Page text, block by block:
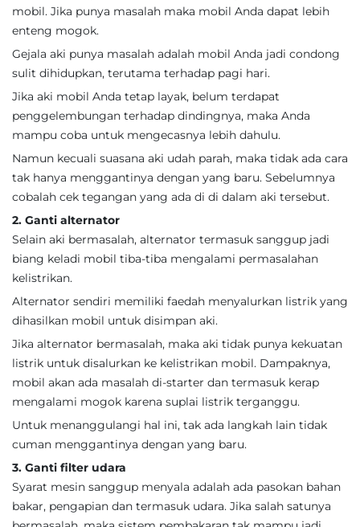
mobil. Jika punya masalah maka mobil Anda dapat lebih
enteng mogok.
Gejala aki punya masalah adalah mobil Anda jadi condong
sulit dihidupkan, terutama terhadap pagi hari.
Jika aki mobil Anda tetap layak, belum terdapat
penggelembungan terhadap dindingnya, maka Anda
mampu coba untuk mengecasnya lebih dahulu.
Namun kecuali suasana aki udah parah, maka tidak ada cara
tak hanya menggantinya dengan yang baru. Sebelumnya
cobalah cek tegangan yang ada di di dalam aki tersebut.
2. Ganti alternator
Selain aki bermasalah, alternator termasuk sanggup jadi
biang keladi mobil tiba-tiba mengalami permasalahan
kelistrikan.
Alternator sendiri memiliki faedah menyalurkan listrik yang
dihasilkan mobil untuk disimpan aki.
Jika alternator bermasalah, maka aki tidak punya kekuatan
listrik untuk disalurkan ke kelistrikan mobil. Dampaknya,
mobil akan ada masalah di-starter dan termasuk kerap
mengalami mogok karena suplai listrik terganggu.
Untuk menanggulangi hal ini, tak ada langkah lain tidak
cuman menggantinya dengan yang baru.
3. Ganti filter udara
Syarat mesin sanggup menyala adalah ada pasokan bahan
bakar, pengapian dan termasuk udara. Jika salah satunya